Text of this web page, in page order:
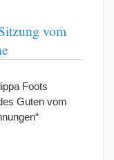
vom
Foots
Guten vom